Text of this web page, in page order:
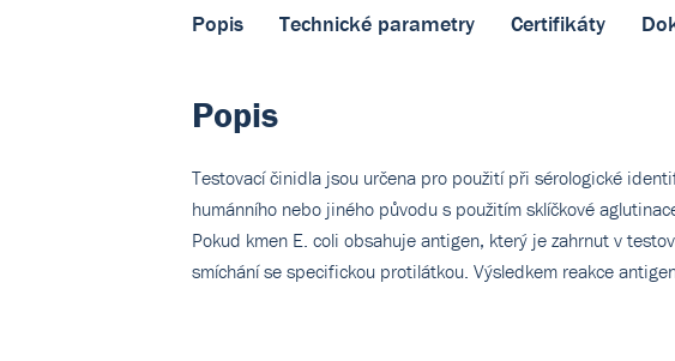
Popis Technické parametry Certifikáty
Popis
Testovací činidla jsou určena pro použití při sérologické
humánního nebo jiného původu s použitím sklíčkové
Pokud kmen E. coli obsahuje antigen, který je zahrnut v
smíchání se specifickou protilátkou. Výsledkem reakce